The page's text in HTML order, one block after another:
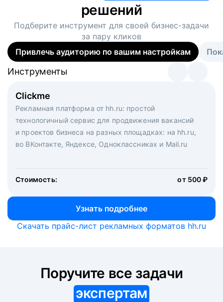
решений
Подберите инструмент для своей бизнес-задачи
за пару кликов
Привлечь аудиторию по вашим настройкам
Clickme
Рекламная платформа от hh.ru: простой
технологичный сервис для продвижения вакансий
и проектов бизнеса на разных площадках: на hh.ru,
во ВКонтакте, Яндексе, Одноклассниках и Mail.ru
Стоимость: от 500 ₽
Узнать подробнее
Инструменты
Вакансия дня
Рекламный формат для вакансий на главной странице
hh.ru. Увеличивает количество откликов
Инструменты
Массовый подбор под ключ. Решите, сколько
кандидатов и когда вам нужно, и за дело возьмутся
маркетологи, рекрутеры и проектные менеджеры
hh.ru с целым набором digital-инструментов
Инструменты
Скачать прайс-лист рекламных форматов hh.ru
экспертам